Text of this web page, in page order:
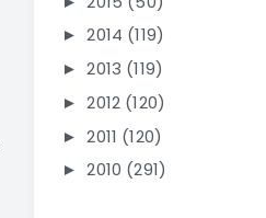
► 2014 (119)
► 2013 (119)
► 2012 (120)
► 2011 (120)
► 2010 (291)